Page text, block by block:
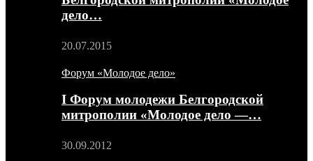
дело…
20.07.2015
Форум «Молодое дело»
I Форум молодежи Белгородской
митрополии «Молодое дело —…
30.09.2012